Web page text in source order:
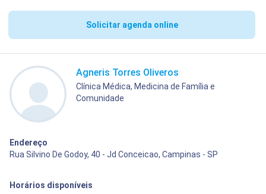
Solicitar agenda online
Agneris Torres Oliveros
Clínica Médica, Medicina de Família e
Comunidade
Endereço
Rua Silvino De Godoy, 40 - Jd Conceicao, Campinas - SP
Horários disponíveis